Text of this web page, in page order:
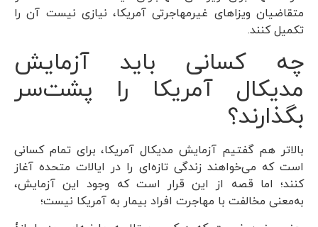
متقاضیان ویزاهای غیرمهاجرتی آمریکا، نیازی نیست آن را
تکمیل کنند.
چه کسانی باید آزمایش
مدیکال آمریکا را پشت‌سر
بگذارند؟
بالاتر هم گفتیم آزمایش مدیکال آمریکا، برای تمام کسانی
است که می‌خواهند زندگی تازه‌ای را در ایالات متحده آغاز
کنند؛ اما قصه از این قرار است که وجود این آزمایش،
به‌معنی مخالفت با مهاجرت افراد بیمار به آمریکا نیست؛